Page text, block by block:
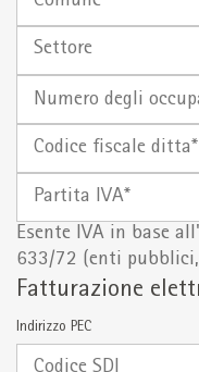
Settore
Numero
occupati
Codice
ditta*
Partita
Esente IVA in base
633/72 (enti pubblici,
Fatturazione
Indirizzo PEC
Codice